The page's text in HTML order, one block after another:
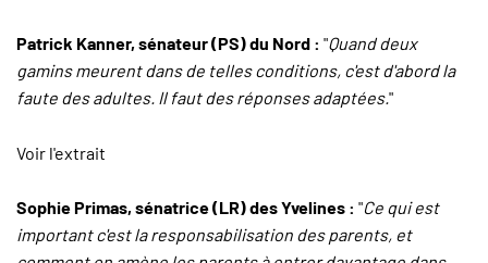
Patrick Kanner, sénateur (PS) du Nord : "Quand deux
gamins meurent dans de telles conditions, c'est d'abord la
faute des adultes. Il faut des réponses adaptées."
Voir l'extrait
Sophie Primas, sénatrice (LR) des Yvelines : "Ce qui est
important c'est la responsabilisation des parents, et